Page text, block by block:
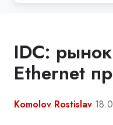
IDC:
Ethernet
Komolov Rostislav